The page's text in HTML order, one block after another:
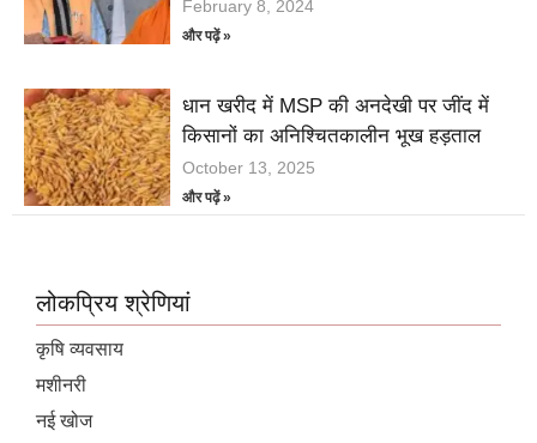
February 8, 2024
और पढ़ें »
धान खरीद में MSP की अनदेखी पर जींद में
किसानों का अनिश्चितकालीन भूख हड़ताल
October 13, 2025
और पढ़ें »
लोकप्रिय श्रेणियां
कृषि व्यवसाय
मशीनरी
नई खोज